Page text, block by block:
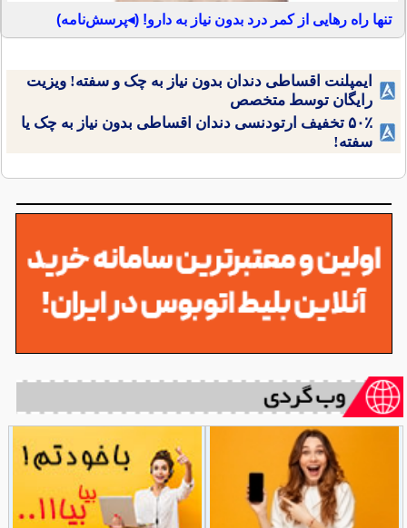
تنها راه رهایی از کمر درد بدون نیاز به دارو! (◂پرسش‌نامه)
ایمپلنت اقساطی دندان بدون نیاز به چک و سفته! ویزیت
رایگان توسط متخصص
۵۰٪ تخفیف ارتودنسی دندان اقساطی بدون نیاز به چک یا
سفته!